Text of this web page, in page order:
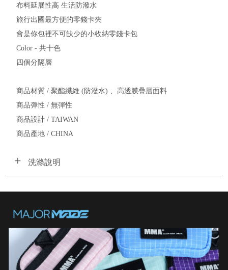
布料延展性高 生活防潑水
旅行出國最方便的零錢卡夾
會是你包裡不可缺少的小收納零錢卡包
Color - 共十色
四個分隔層
商品材質 / 聚酯纖維 (防潑水) 、高透膜疊層面料
商品彈性 / 無彈性
商品設計 / TAIWAN
商品產地 / CHINA
洗滌說明